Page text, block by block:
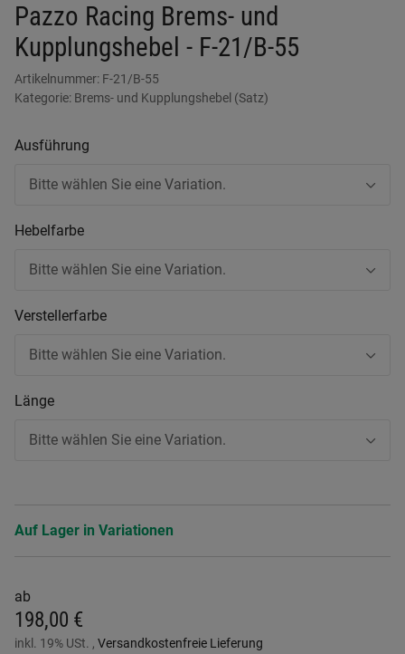
Pazzo Racing Brems- und
Kupplungshebel - F-21/B-55
Artikelnummer: F-21/B-55
Kategorie: Brems- und Kupplungshebel (Satz)
Ausführung
Bitte wählen Sie eine Variation.
Hebelfarbe
Bitte wählen Sie eine Variation.
Verstellerfarbe
Bitte wählen Sie eine Variation.
Länge
Bitte wählen Sie eine Variation.
Auf Lager in Variationen
ab
198,00 €
inkl. 19% USt. , Versandkostenfreie Lieferung